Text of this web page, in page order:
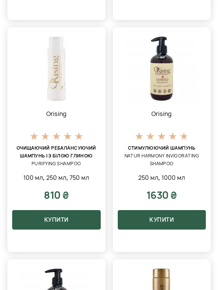
Orising
ОЧИЩАЮЧИЙ РЕБАЛАНСУЮЧИЙ
ШАМПУНЬ ІЗ БІЛОЮ ГЛИНОЮ
PURIFYING SHAMPOO
100 мл,250 мл,750 мл
810 ₴
КУПИТИ
Orising
СТИМУЛЮЮЧИЙ ШАМПУНЬ
NATUR HARMONY INVIGORATING
SHAMPOO
250 мл,1000 мл
1630 ₴
КУПИТИ